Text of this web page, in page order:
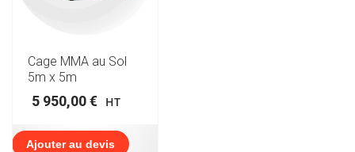
Cage MMA au Sol
5m x 5m
5 950,00€ HT
Ajouter au devis